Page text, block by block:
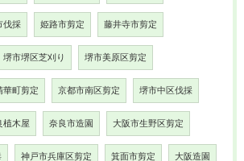
伐採 姫路市剪定 藤井寺市剪定
堺市堺区芝刈り 堺市美原区剪定
華町剪定 京都市南区剪定 堺市中区伐採
植木屋 奈良市造園 大阪市生野区剪定
神戸市兵庫区剪定 箕面市剪定 大阪造園